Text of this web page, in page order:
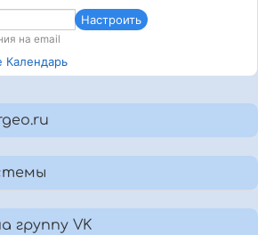
Настроить
на email
Календарь
группу VK